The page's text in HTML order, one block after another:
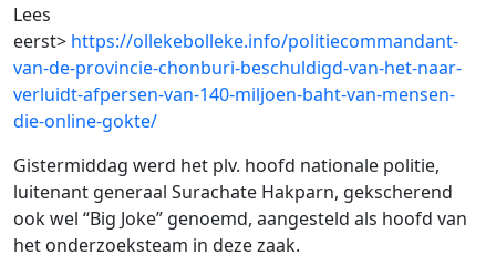
Lees
eerst> https://ollekebolleke.info/politiecommandant-
van-de-provincie-chonburi-beschuldigd-van-het-naar-
verluidt-afpersen-van-140-miljoen-baht-van-mensen-
die-online-gokte/
Gistermiddag werd het plv. hoofd nationale politie,
luitenant generaal Surachate Hakparn, gekscherend
ook wel “Big Joke” genoemd, aangesteld als hoofd van
het onderzoeksteam in deze zaak.